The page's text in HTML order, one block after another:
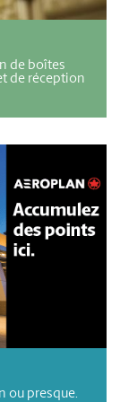
de boîtes
de réception
ou presque.